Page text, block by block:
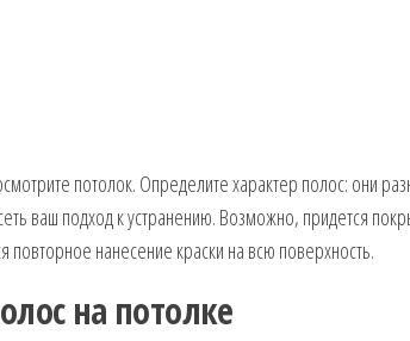
потолок. Определите характер полос: они
ваш подход к устранению. Возможно, придется
нанесение краски на всю поверхность.
на потолке